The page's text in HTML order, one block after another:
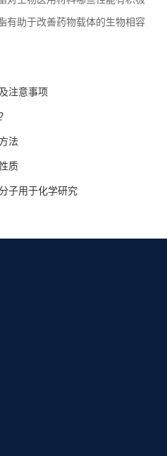
有助于改善药物载体的生物相容
注意事项
法
质
子用于化学研究